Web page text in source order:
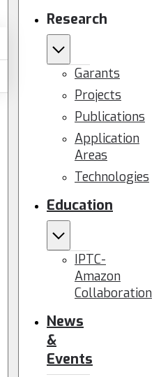
Research
Garants
Projects
Publications
Application
Areas
Technologies
Education
IPTC-
Amazon
Collaboration
News
&
Events